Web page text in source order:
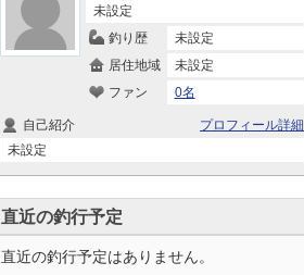
未設定
釣り歴
未設定
居住地域
未設定
ファン
0名
プロフィール詳細
自己紹介
未設定
直近の釣行予定
直近の釣行予定はありません。